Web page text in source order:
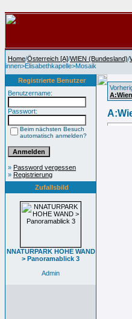
Home/Österreich [A]/WIEN (Bundesland)/
innen>Elisabethkapelle>Mosaik
Registrierte Benutzer
Benutzername:
Passwort:
Beim nächsten Besuch
automatisch anmelden?
» Password vergessen
» Registrierung
Zufallsbild
NNATURPARK HOHE WAND
> Panoramablick 3
Admin